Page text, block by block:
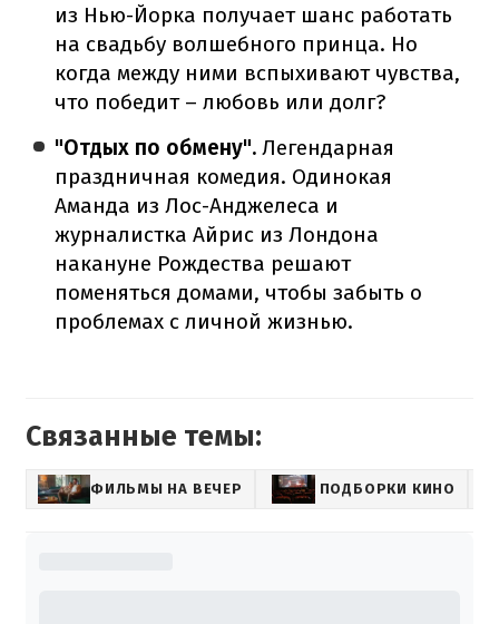
из Нью-Йорка получает шанс работать
на свадьбу волшебного принца. Но
когда между ними вспыхивают чувства,
что победит – любовь или долг?
"Отдых по обмену". Легендарная
праздничная комедия. Одинокая
Аманда из Лос-Анджелеса и
журналистка Айрис из Лондона
накануне Рождества решают
поменяться домами, чтобы забыть о
проблемах с личной жизнью.
Связанные темы:
ФИЛЬМЫ НА ВЕЧЕР ПОДБОРКИ КИНО